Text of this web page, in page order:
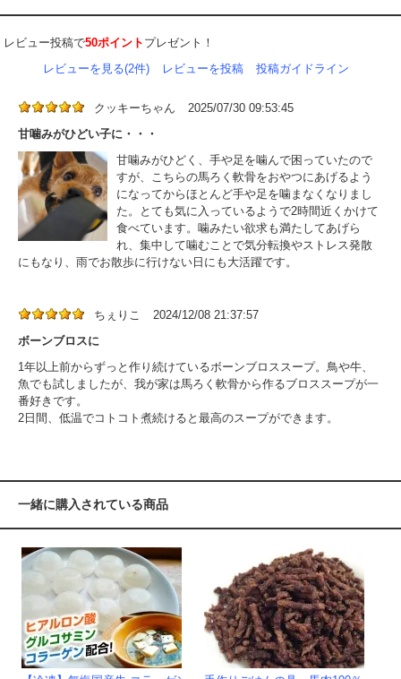
レビュー投稿で50ポイント プレゼント！
レビューを見る(2件)
レビューを投稿 投稿ガイドライン
クッキーちゃん
2025/07/30 09:53:45
甘噛みがひどい子に・・・
甘噛みがひどく、手や足を噛んで困っていたので
すが、こちらの馬ろく軟骨をおやつにあげるよう
になってからほとんど手や足を噛まなくなりまし
た。とても気に入っているようで2時間近くかけて
食べています。噛みたい欲求も満たしてあげら
れ、集中して噛むことで気分転換やストレス発散
にもなり、雨でお散歩に行けない日にも大活躍です。
ちぇりこ
2024/12/08 21:37:57
ボーンブロスに
1年以上前からずっと作り続けているボーンブロススープ。鳥や牛、
魚でも試しましたが、我が家は馬ろく軟骨から作るブロススープが一
番好きです。
2日間、低温でコトコト煮続けると最高のスープができます。
一緒に購入されている商品